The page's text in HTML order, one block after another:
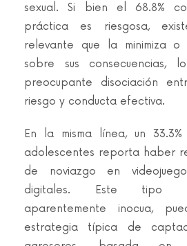
sexual. Si bien el 68.8%
práctica es riesgosa,
relevante que la minimiza
sobre sus consecuencias,
preocupante disociación
riesgo y conducta efectiva.
En la misma línea, un
adolescentes reporta haber
de noviazgo en
digitales. Este tipo
aparentemente inocua,
estrategia típica de